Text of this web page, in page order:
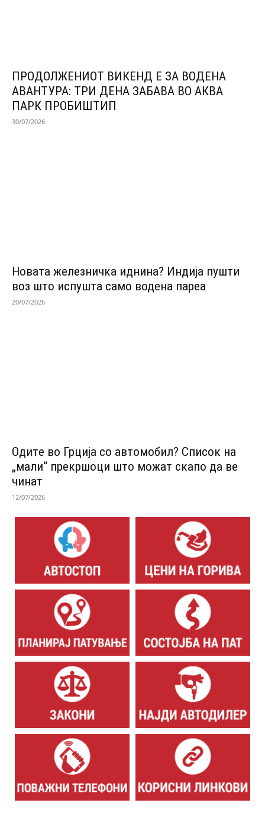
ПРОДОЛЖЕНИОТ ВИКЕНД Е ЗА ВОДЕНА
АВАНТУРА: ТРИ ДЕНА ЗАБАВА ВО АКВА
ПАРК ПРОБИШТИП
30/07/2026
Новата железничка иднина? Индија пушти
воз што испушта само водена пареа
20/07/2026
Одитe во Грција со автомобил? Список на
„мали“ прекршоци што можат скапо да ве
чинат
12/07/2026